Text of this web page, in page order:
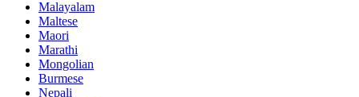
Malayalam
Maltese
Maori
Marathi
Mongolian
Burmese
Nepali